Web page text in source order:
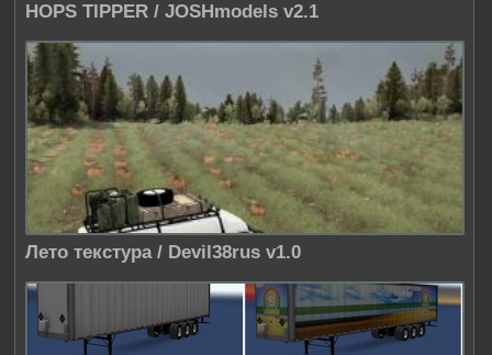
HOPS TIPPER / JOSHmodels v2.1
Лето текстура / Devil38rus v1.0